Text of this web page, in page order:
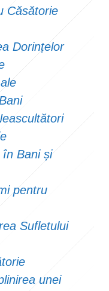
Căsătorie
Dorințelor
în Bani și
pentru
Sufletului
unei